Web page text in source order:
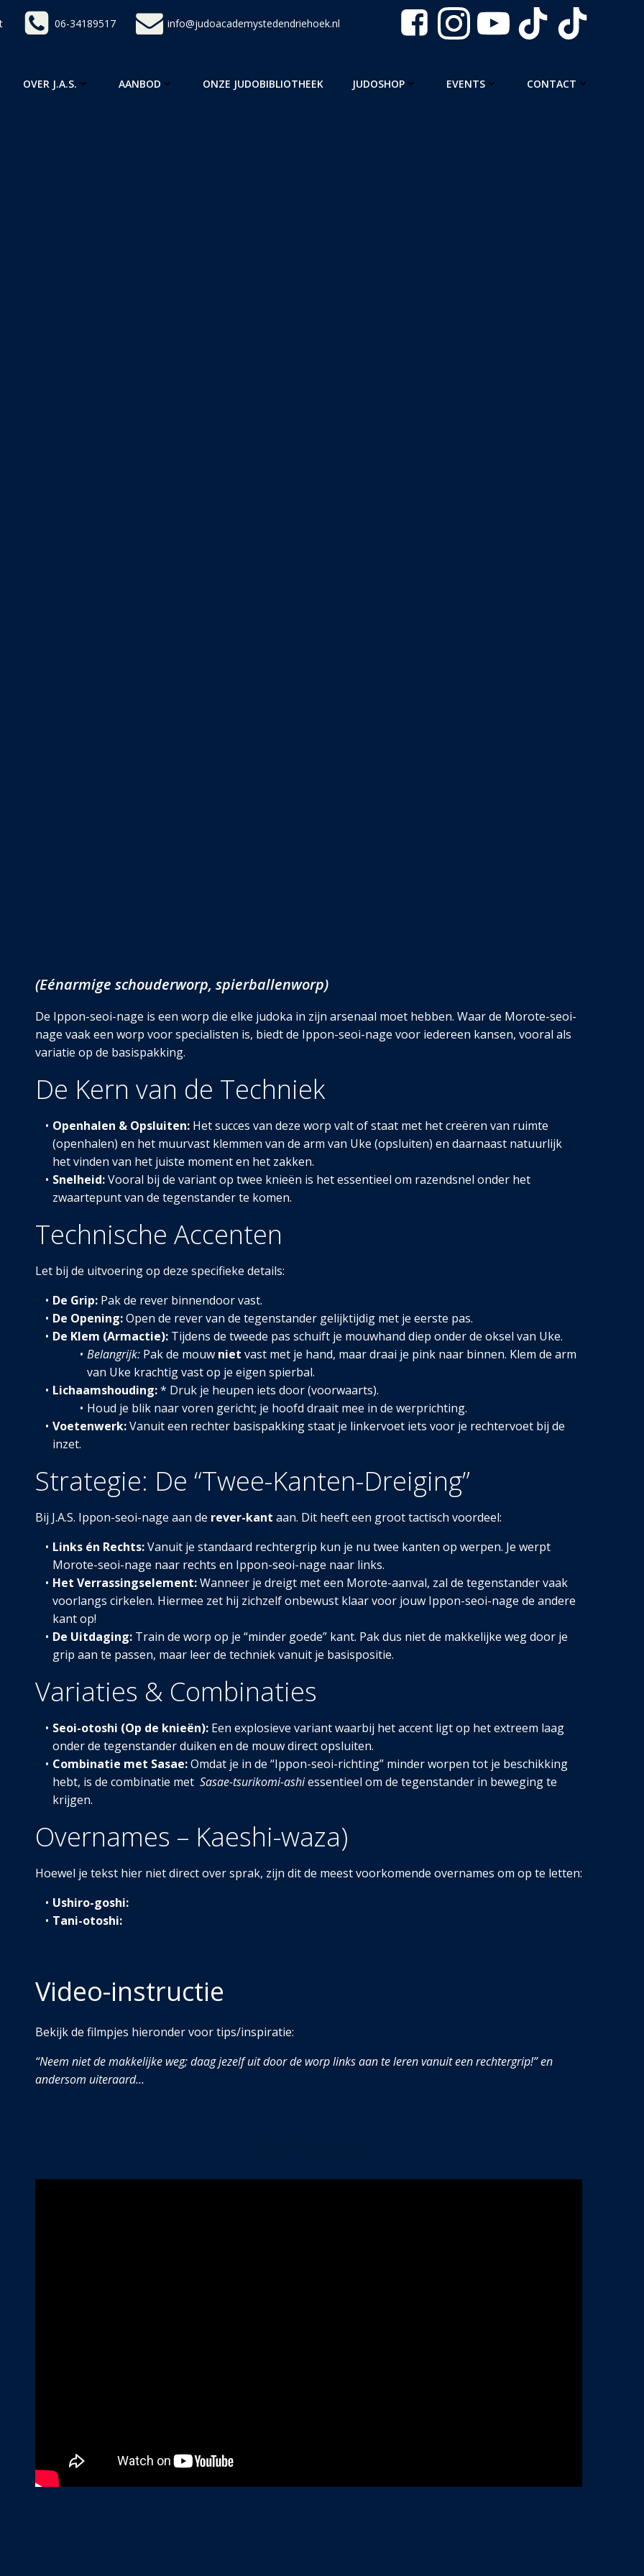
06-34189517 info@judoacademystedendriehoek.nl
OVER J.A.S. AANBOD ONZE JUDOBIBLIOTHEEK JUDOSHOP EVENTS CONTACT
(Eénarmige schouderworp, spierballenworp)
De Ippon-seoi-nage is een worp die elke judoka in zijn arsenaal moet hebben. Waar de Morote-seoi-
nage vaak een worp voor specialisten is, biedt de Ippon-seoi-nage voor iedereen kansen, vooral als
variatie op de basispakking.
De Kern van de Techniek
Openhalen & Opsluiten:Het succes van deze worp valt of staat met het creëren van ruimte
(openhalen) en het muurvast klemmen van de arm van Uke (opsluiten) en daarnaast natuurlijk
het vinden van het juiste moment en het zakken.
Snelheid:Vooral bij de variant op twee knieën is het essentieel om razendsnel onder het
zwaartepunt van de tegenstander te komen.
Technische Accenten
Let bij de uitvoering op deze specifieke details:
De Grip:Pak de rever binnendoor vast.
De Opening:Open de rever van de tegenstander gelijktijdig met je eerste pas.
De Klem (Armactie):Tijdens de tweede pas schuift je mouwhand diep onder de oksel van Uke.
Belangrijk:Pak de mouw niet vast met je hand, maar draai je pink naar binnen. Klem de arm
van Uke krachtig vast op je eigen spierbal.
Lichaamshouding:* Druk je heupen iets door (voorwaarts).
Houd je blik naar voren gericht; je hoofd draait mee in de werprichting.
Voetenwerk:Vanuit een rechter basispakking staat je linkervoet iets voor je rechtervoet bij de
inzet.
Strategie: De “Twee-Kanten-Dreiging”
Bij J.A.S. Ippon-seoi-nage aan de rever-kant aan. Dit heeft een groot tactisch voordeel:
Links én Rechts:Vanuit je standaard rechtergrip kun je nu twee kanten op werpen. Je werpt
Morote-seoi-nage naar rechts en Ippon-seoi-nage naar links.
Het Verrassingselement:Wanneer je dreigt met een Morote-aanval, zal de tegenstander vaak
voorlangs cirkelen. Hiermee zet hij zichzelf onbewust klaar voor jouw Ippon-seoi-nage de andere
kant op!
De Uitdaging:Train de worp op je “minder goede” kant. Pak dus niet de makkelijke weg door je
grip aan te passen, maar leer de techniek vanuit je basispositie.
Variaties & Combinaties
Seoi-otoshi (Op de knieën):Een explosieve variant waarbij het accent ligt op het extreem laag
onder de tegenstander duiken en de mouw direct opsluiten.
Combinatie met Sasae:Omdat je in de “Ippon-seoi-richting” minder worpen tot je beschikking
hebt, is de combinatie met Sasae-tsurikomi-ashiessentieel om de tegenstander in beweging te
krijgen.
Overnames – Kaeshi-waza)
Hoewel je tekst hier niet direct over sprak, zijn dit de meest voorkomende overnames om op te letten:
Ushiro-goshi:
Tani-otoshi:
Video-instructie
Bekijk de filmpjes hieronder voor tips/inspiratie:
“Neem niet de makkelijke weg; daag jezelf uit door de worp links aan te leren vanuit een rechtergrip!” en
andersom uiteraard…